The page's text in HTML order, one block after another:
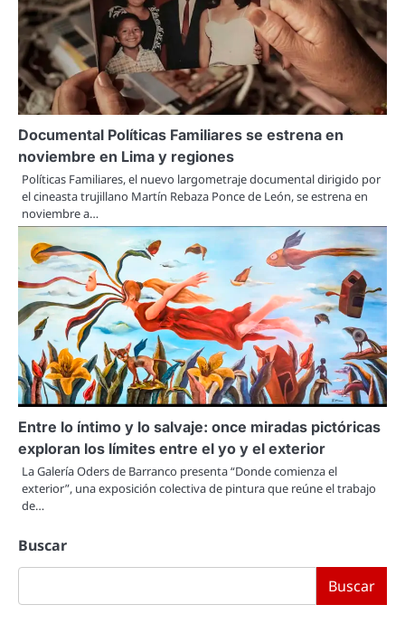
Documental Políticas Familiares se estrena en
noviembre en Lima y regiones
Políticas Familiares, el nuevo largometraje documental dirigido por
el cineasta trujillano Martín Rebaza Ponce de León, se estrena en
noviembre a…
Entre lo íntimo y lo salvaje: once miradas pictóricas
exploran los límites entre el yo y el exterior
La Galería Oders de Barranco presenta “Donde comienza el
exterior”, una exposición colectiva de pintura que reúne el trabajo
de…
Buscar
Buscar